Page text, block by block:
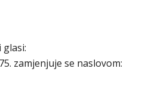
glasi:
zamjenjuje se naslovom: